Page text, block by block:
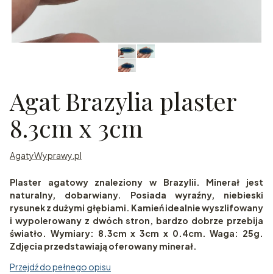
Agat Brazylia plaster
8.3cm x 3cm
AgatyWyprawy.pl
Plaster agatowy znaleziony w Brazylii. Minerał jest
naturalny, dobarwiany. Posiada wyraźny, niebieski
rysunek z dużymi głębiami. Kamień idealnie wyszlifowany
i wypolerowany z dwóch stron, bardzo dobrze przebija
światło. Wymiary: 8.3cm x 3cm x 0.4cm. Waga: 25g.
Zdjęcia przedstawiają oferowany minerał.
Przejdź do pełnego opisu